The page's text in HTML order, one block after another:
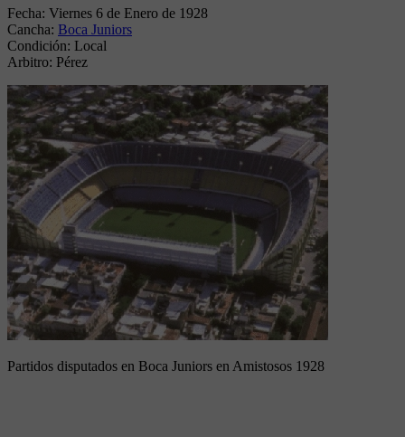
Fecha: Viernes 6 de Enero de 1928
Cancha: Boca Juniors
Condición: Local
Arbitro: Pérez
Partidos disputados en Boca Juniors en Amistosos 1928